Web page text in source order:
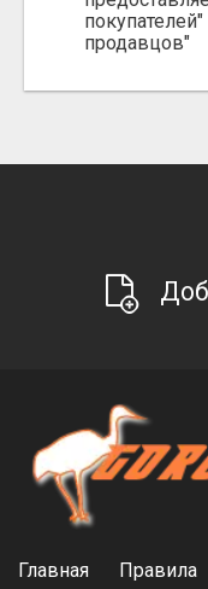
продавцов"
Главная Правила